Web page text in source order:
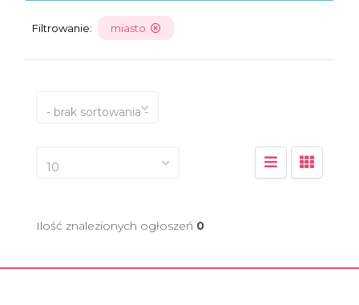
Filtrowanie: miasto
- brak sortowania -
10
Ilość znalezionych ogłoszeń 0